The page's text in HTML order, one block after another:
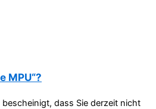
MPU“?
dass Sie derzeit nicht